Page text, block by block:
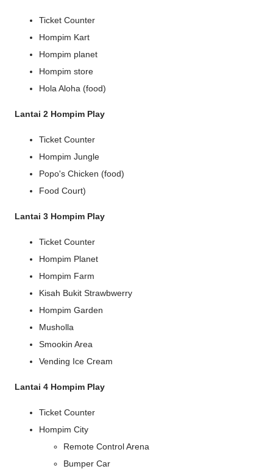
Ticket Counter
Hompim Kart
Hompim planet
Hompim store
Hola Aloha (food)
Lantai 2 Hompim Play
Ticket Counter
Hompim Jungle
Popo's Chicken (food)
Food Court)
Lantai 3 Hompim Play
Ticket Counter
Hompim Planet
Hompim Farm
Kisah Bukit Strawbwerry
Hompim Garden
Musholla
Smookin Area
Vending Ice Cream
Lantai 4 Hompim Play
Ticket Counter
Hompim City
Remote Control Arena
Bumper Car